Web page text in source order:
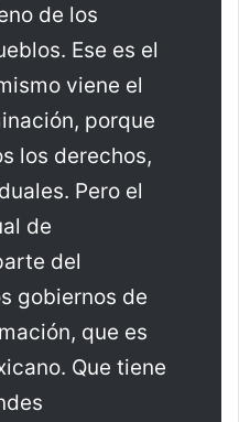
de los
Ese es el
viene el
porque
los derechos,
Pero el
de
del
gobiernos de
que es
Que tiene